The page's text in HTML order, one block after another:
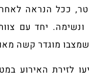
מגובה של כ-5 מטר,
יחד עם
מוגדר קשה
לזירת האירוע